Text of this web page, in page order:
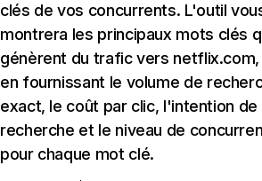
clés de vos concurrents. L'outil
montrera les principaux mots clés
génèrent du trafic vers
en fournissant le volume de
exact, le coût par clic, l'intention de
recherche et le niveau de
pour chaque mot clé.